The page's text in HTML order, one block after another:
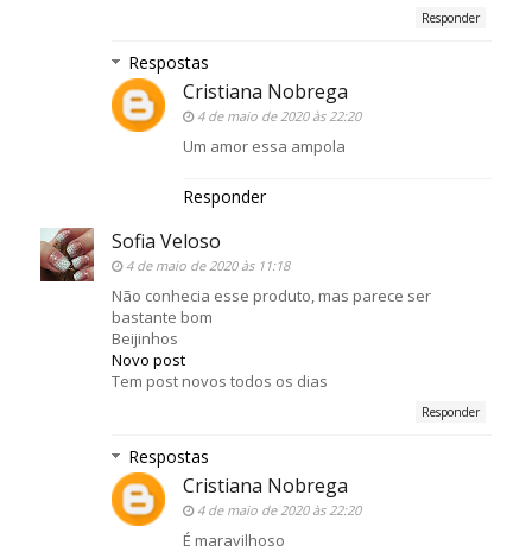
Responder
Respostas
Cristiana Nobrega
4 de maio de 2020 às 22:20
Um amor essa ampola
Responder
Sofia Veloso
4 de maio de 2020 às 11:18
Não conhecia esse produto, mas parece ser
bastante bom
Beijinhos
Novo post
Tem post novos todos os dias
Responder
Respostas
Cristiana Nobrega
4 de maio de 2020 às 22:20
É maravilhoso